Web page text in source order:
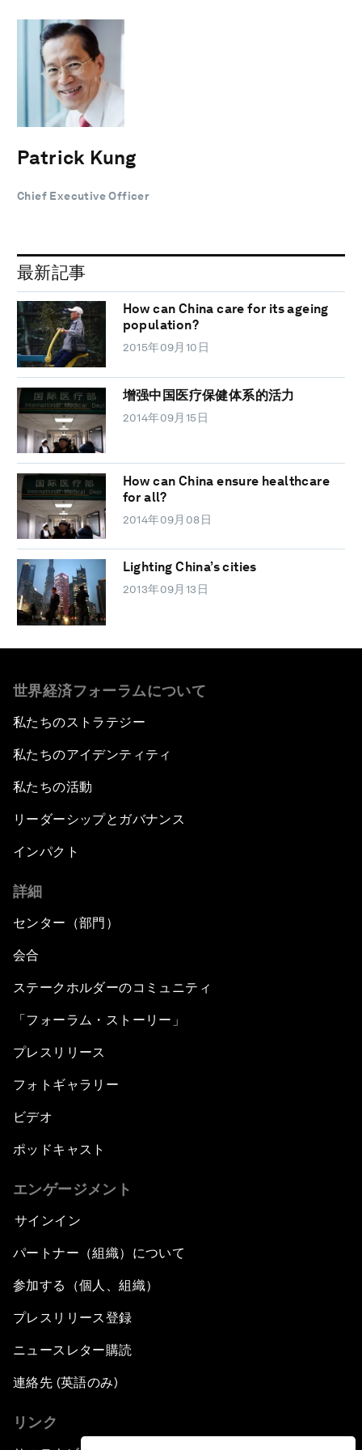
Patrick Kung
Chief Executive Officer
最新記事
How can China care for its ageing
population?
2015年09月10日
增强中国医疗保健体系的活力
2014年09月15日
How can China ensure healthcare
for all?
2014年09月08日
Lighting China’s cities
2013年09月13日
世界経済フォーラムについて
私たちのストラテジー
私たちのアイデンティティ
私たちの活動
リーダーシップとガバナンス
インパクト
詳細
センター（部門）
会合
ステークホルダーのコミュニティ
「フォーラム・ストーリー」
プレスリリース
フォトギャラリー
ビデオ
ポッドキャスト
エンゲージメント
サインイン
パートナー（組織）について
参加する（個人、組織）
プレスリリース登録
ニュースレター購読
連絡先 (英語のみ)
リンク